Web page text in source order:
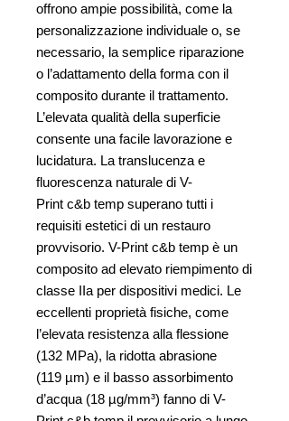
offrono ampie possibilità, come la
personalizzazione individuale o, se
necessario, la semplice riparazione
o l’adattamento della forma con il
composito durante il trattamento.
L’elevata qualità della superficie
consente una facile lavorazione e
lucidatura. La translucenza e
fluorescenza naturale di V-
Print c&b temp superano tutti i
requisiti estetici di un restauro
provvisorio. V-Print c&b temp è un
composito ad elevato riempimento di
classe IIa per dispositivi medici. Le
eccellenti proprietà fisiche, come
l’elevata resistenza alla flessione
(132 MPa), la ridotta abrasione
(119 µm) e il basso assorbimento
d’acqua (18 µg/mm³) fanno di V-